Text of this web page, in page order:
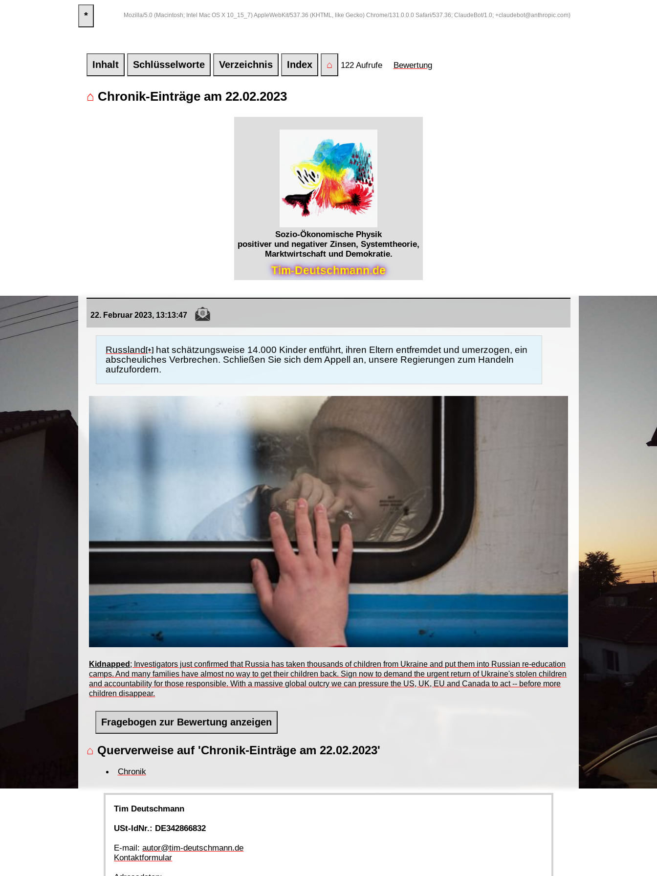
* Mozilla/5.0 (Macintosh; Intel Mac OS X 10_15_7) AppleWebKit/537.36 (KHTML, like Gecko) Chrome/131.0.0.0 Safari/537.36; ClaudeBot/1.0; +claudebot@anthropic.com)
Inhalt Schlüsselworte Verzeichnis Index ⌂ 122 Aufrufe Bewertung
⌂ Chronik-Einträge am 22.02.2023
Sozio-Ökonomische Physik
positiver und negativer Zinsen, Systemtheorie,
Marktwirtschaft und Demokratie.
Tim-Deutschmann.de
22. Februar 2023, 13:13:47
Russland[+]
hat schätzungsweise 14.000 Kinder entführt, ihren Eltern entfremdet und umerzogen, ein
abscheuliches Verbrechen. Schließen Sie sich dem Appell an, unsere Regierungen zum Handeln
aufzufordern.
Kidnapped ; Investigators just confirmed that Russia has taken thousands of children from Ukraine and put them into Russian re-education
camps. And many families have almost no way to get their children back. Sign now to demand the urgent return of Ukraine's stolen children
and accountability for those responsible. With a massive global outcry we can pressure the US, UK, EU and Canada to act -- before more
children disappear.
Fragebogen zur Bewertung anzeigen
⌂ Querverweise auf 'Chronik-Einträge am 22.02.2023'
Chronik
Tim Deutschmann
USt-IdNr.: DE342866832
E-mail:autor@tim-deutschmann.de
Kontaktformular